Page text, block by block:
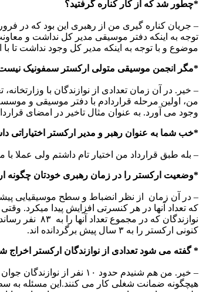
*چطور شد که از کار کناره گرفتید؟
– جریان کناره گیری من از رهبری این بود که در
توجه به اینکه دفتر موسیقی مدیر کل نداشت و
موضوع و با توجه به اینکه مدیر کل وجود نداشت تا
*مگر انجمن موسیقی متولی ارکستر سمفونیک
– خیر. در آن زمان تعدادی از نوازندگان با
وجود می آورد. به عنوان مثال تاخیر در امضای
*خب شما به عنوان رهبر و مدیر ارکستر اختیاراتی
– بله طبق قرارداد من اختیار تام داشتم ولی عملا
*وضعیت ارکستر را در زمان رهبری خودتان چگونه
– در آن زمان از نظر انضباط و سطح موسیقیایی
که تعداد آنها در هر کنسرتی افزایش پیدا میکرد.
نوازندگان
کنونی ارکستر را به ۳ سال پیش برگردانده اند.
* گفته می شود تعدادی از نوازندگان ارکستر اخراج
– خیر. من هم شنیدم حدود
هیچگونه ضمانت شغلی کار می کنند.این مسئله به